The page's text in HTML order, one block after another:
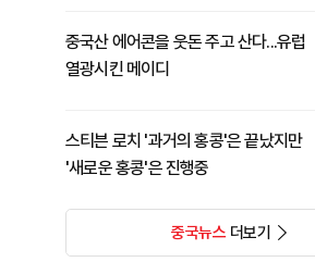
중국산 에어콘을 웃돈 주고 산다...유럽
열광시킨 메이디
스티븐 로치 '과거의 홍콩'은 끝났지만
'새로운 홍콩'은 진행중
중국뉴스더보기